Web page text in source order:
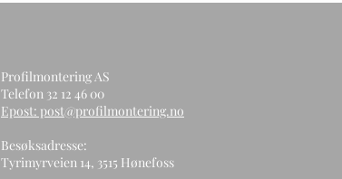
Profilmontering AS
Telefon 32 12 46 00
Epost: post@profilmontering.no
Besøksadresse:
Tyrimyrveien 14, 3515 Hønefoss